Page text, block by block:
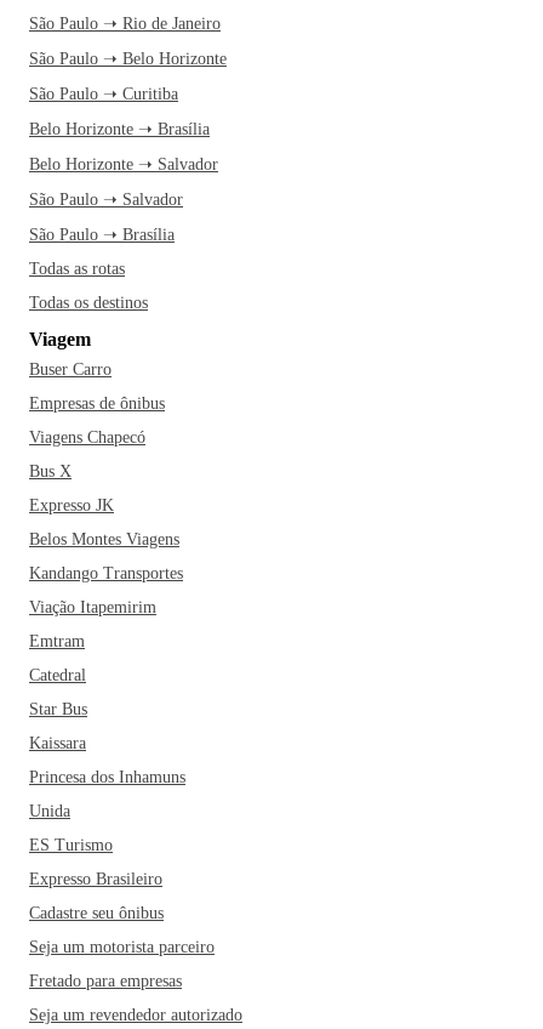
São Paulo ➝ Rio de Janeiro
São Paulo ➝ Belo Horizonte
São Paulo ➝ Curitiba
Belo Horizonte ➝ Brasília
Belo Horizonte ➝ Salvador
São Paulo ➝ Salvador
São Paulo ➝ Brasília
Todas as rotas
Todas os destinos
Viagem
Buser Carro
Empresas de ônibus
Viagens Chapecó
Bus X
Expresso JK
Belos Montes Viagens
Kandango Transportes
Viação Itapemirim
Emtram
Catedral
Star Bus
Kaissara
Princesa dos Inhamuns
Unida
ES Turismo
Expresso Brasileiro
Cadastre seu ônibus
Seja um motorista parceiro
Fretado para empresas
Seja um revendedor autorizado